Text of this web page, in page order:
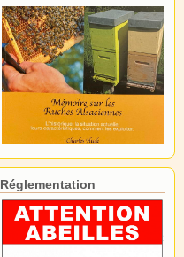
Réglementation